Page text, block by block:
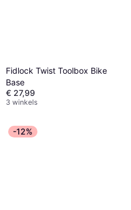
Fidlock Twist Toolbox Bike
Base
€ 27,99
3 winkels
-12%